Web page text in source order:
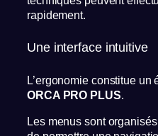
rapidement.
Une interface intuitive
L’ergonomie constitue un
ORCA PRO PLUS
Les menus sont